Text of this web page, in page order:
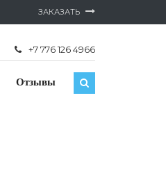
ЗАКАЗАТЬ
+7 776 126 4966
Отзывы